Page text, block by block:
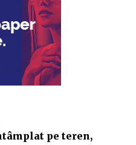
pe teren,